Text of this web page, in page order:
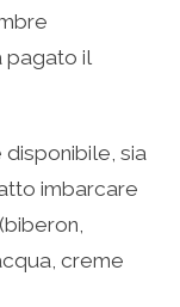
pagato il
sia
imbarcare
creme